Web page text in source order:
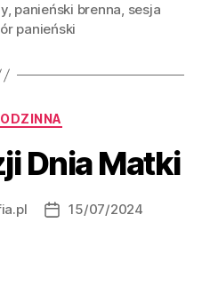
, panieński brenna, sesja
panieński
Dnia Matki
15/07/2024